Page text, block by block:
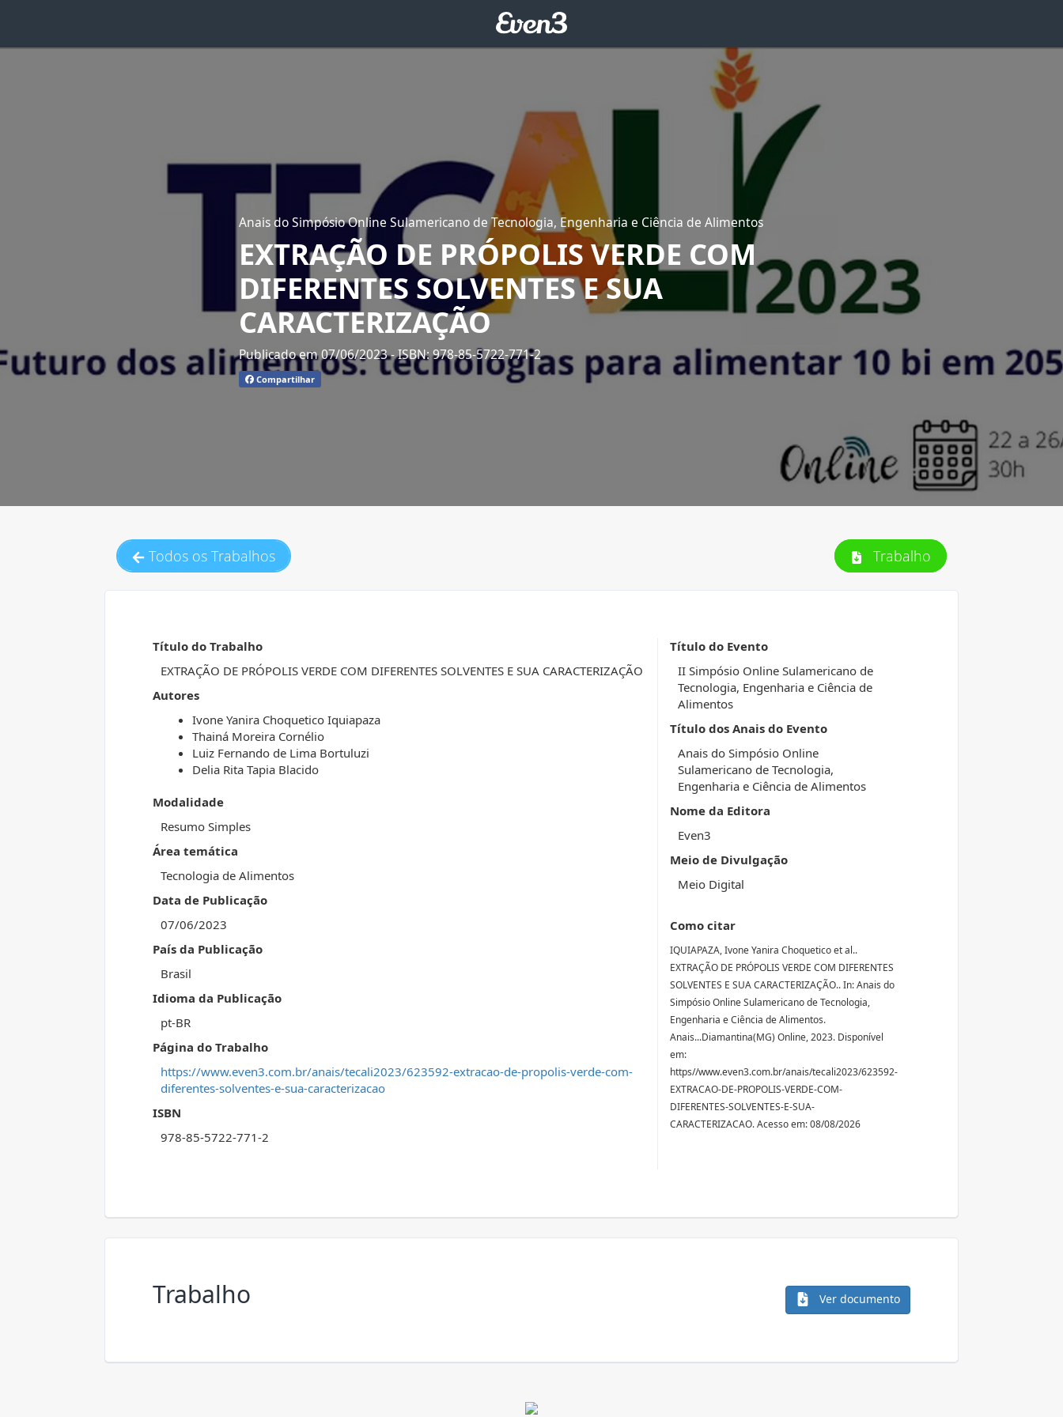
Anais do Simpósio Online Sulamericano de Tecnologia, Engenharia e Ciência de Alimentos
EXTRAÇÃO DE PRÓPOLIS VERDE COM
DIFERENTES SOLVENTES E SUA
CARACTERIZAÇÃO
Publicado em 07/06/2023- ISBN: 978-85-5722-771-2
Compartilhar
Todos os Trabalhos Trabalho
Título do Trabalho
EXTRAÇÃO DE PRÓPOLIS VERDE COM DIFERENTES SOLVENTES E SUA CARACTERIZAÇÃO
Autores
Ivone Yanira Choquetico Iquiapaza
Thainá Moreira Cornélio
Luiz Fernando de Lima Bortuluzi
Delia Rita Tapia Blacido
Modalidade
Resumo Simples
Área temática
Tecnologia de Alimentos
Data de Publicação
07/06/2023
País da Publicação
Brasil
Idioma da Publicação
pt-BR
Página do Trabalho
https://www.even3.com.br/anais/tecali2023/623592-extracao-de-propolis-verde-com-
diferentes-solventes-e-sua-caracterizacao
ISBN
978-85-5722-771-2
Título do Evento
II Simpósio Online Sulamericano de
Tecnologia, Engenharia e Ciência de
Alimentos
Título dos Anais do Evento
Anais do Simpósio Online
Sulamericano de Tecnologia,
Engenharia e Ciência de Alimentos
Nome da Editora
Even3
Meio de Divulgação
Meio Digital
Como citar
IQUIAPAZA, Ivone Yanira Choquetico et al..
EXTRAÇÃO DE PRÓPOLIS VERDE COM DIFERENTES
SOLVENTES E SUA CARACTERIZAÇÃO.. In: Anais do
Simpósio Online Sulamericano de Tecnologia,
Engenharia e Ciência de Alimentos.
Anais...Diamantina(MG) Online, 2023. Disponível
em:
https//www.even3.com.br/anais/tecali2023/623592-
EXTRACAO-DE-PROPOLIS-VERDE-COM-
DIFERENTES-SOLVENTES-E-SUA-
CARACTERIZACAO. Acesso em: 08/08/2026
Trabalho Ver documento